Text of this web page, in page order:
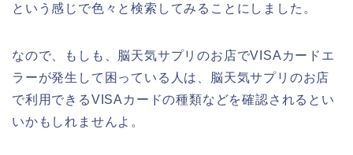
という感じで色々と検索してみることにしました。
なので、もしも、脳天気サプリのお店でVISAカードエ
ラーが発生して困っている人は、脳天気サプリのお店
で利用できるVISAカードの種類などを確認されるとい
いかもしれませんよ。